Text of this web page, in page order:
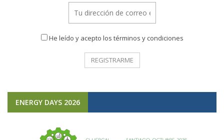
He leído y acepto los términos y condiciones
ENERGY DAYS 2026